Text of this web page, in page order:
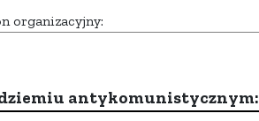
organizacyjny:
antykomunistycznym: